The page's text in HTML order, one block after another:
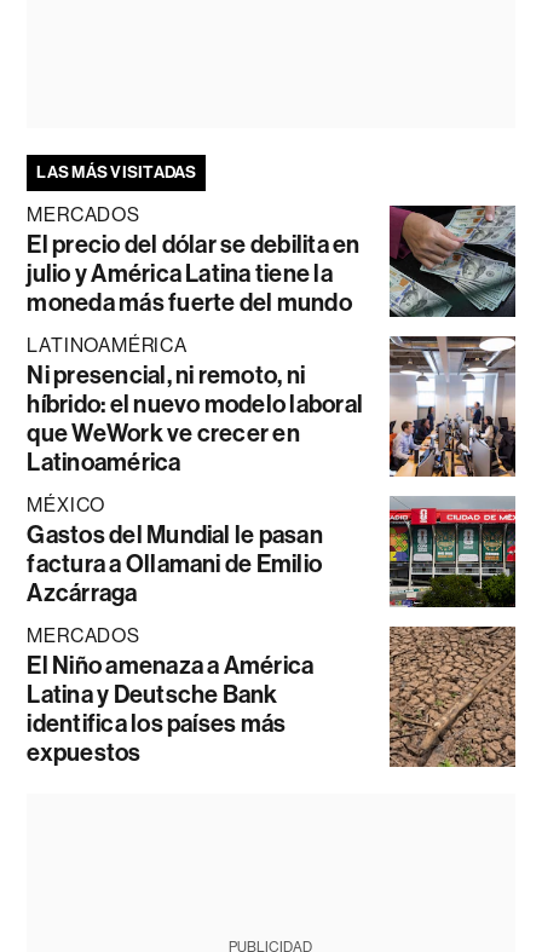
LAS MÁS VISITADAS
MERCADOS
El precio del dólar se debilita en
julio y América Latina tiene la
moneda más fuerte del mundo
LATINOAMÉRICA
Ni presencial, ni remoto, ni
híbrido: el nuevo modelo laboral
que WeWork ve crecer en
Latinoamérica
MÉXICO
Gastos del Mundial le pasan
factura a Ollamani de Emilio
Azcárraga
MERCADOS
El Niño amenaza a América
Latina y Deutsche Bank
identifica los países más
expuestos
PUBLICIDAD